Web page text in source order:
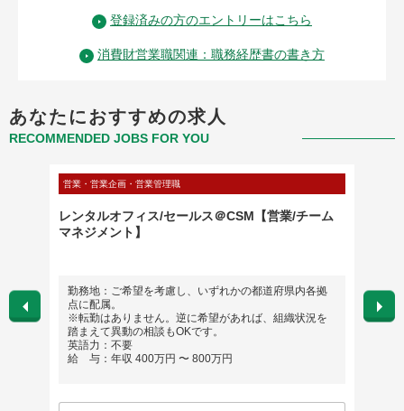
登録済みの方のエントリーはこちら
消費財営業職関連：職務経歴書の書き方
あなたにおすすめの求人
RECOMMENDED JOBS FOR YOU
営業・営業企画・営業管理職
レンタルオフィス/セールス＠CSM【営業/チーム
マネジメント】
勤務地：ご希望を考慮し、いずれかの都道府県内各拠
点に配属。
※転勤はありません。逆に希望があれば、組織状況を
踏まえて異動の相談もOKです。
英語力：不要
給 与：年収 400万円 〜 800万円
勤務
英語
給